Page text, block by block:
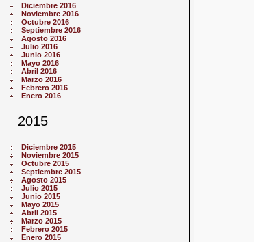
Diciembre 2016
Noviembre 2016
Octubre 2016
Septiembre 2016
Agosto 2016
Julio 2016
Junio 2016
Mayo 2016
Abril 2016
Marzo 2016
Febrero 2016
Enero 2016
2015
Diciembre 2015
Noviembre 2015
Octubre 2015
Septiembre 2015
Agosto 2015
Julio 2015
Junio 2015
Mayo 2015
Abril 2015
Marzo 2015
Febrero 2015
Enero 2015